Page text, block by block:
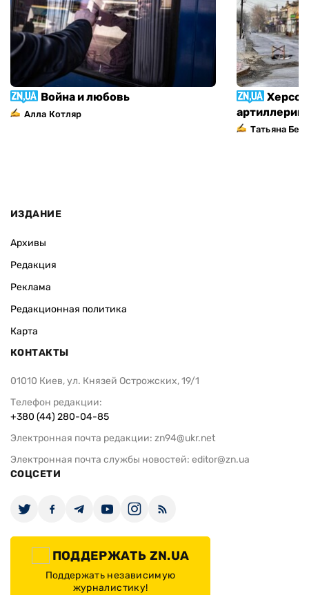
Война и любовь
Алла Котляр
Татьяна
ИЗДАНИЕ
Архивы
Редакция
Реклама
Редакционная политика
Карта
КОНТАКТЫ
01010 Киев, ул. Князей Острожских, 19/1
Телефон редакции:
+380 (44) 280-04-85
Электронная почта редакции: zn94@ukr.net
Электронная почта службы новостей: editor@zn.ua
СОЦСЕТИ
ПОДДЕРЖАТЬ ZN.UA
Поддержать независимую
журналистику!